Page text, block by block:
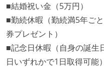
■結婚祝い金（5万円）
■勤続休暇（勤続満5年ご
券プレゼント）
■記念日休暇（自身の誕生
日いずれかで1日取得可能）